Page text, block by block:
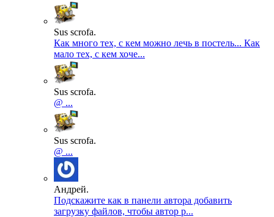
Sus scrofa.
Как много тех, с кем можно лечь в постель... Как
мало тех, с кем хоче...
Sus scrofa.
@ ...
Sus scrofa.
@ ...
Андрей.
Подскажите как в панели автора добавить
загрузку файлов, чтобы автор р...